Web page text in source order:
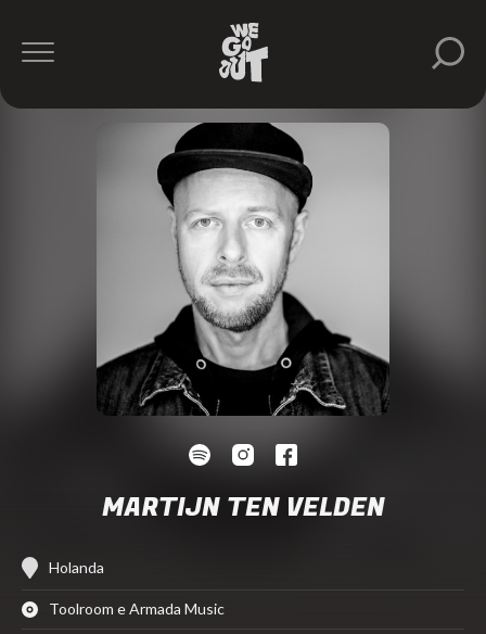
MARTIJN TEN VELDEN
Holanda
Toolroom e Armada Music